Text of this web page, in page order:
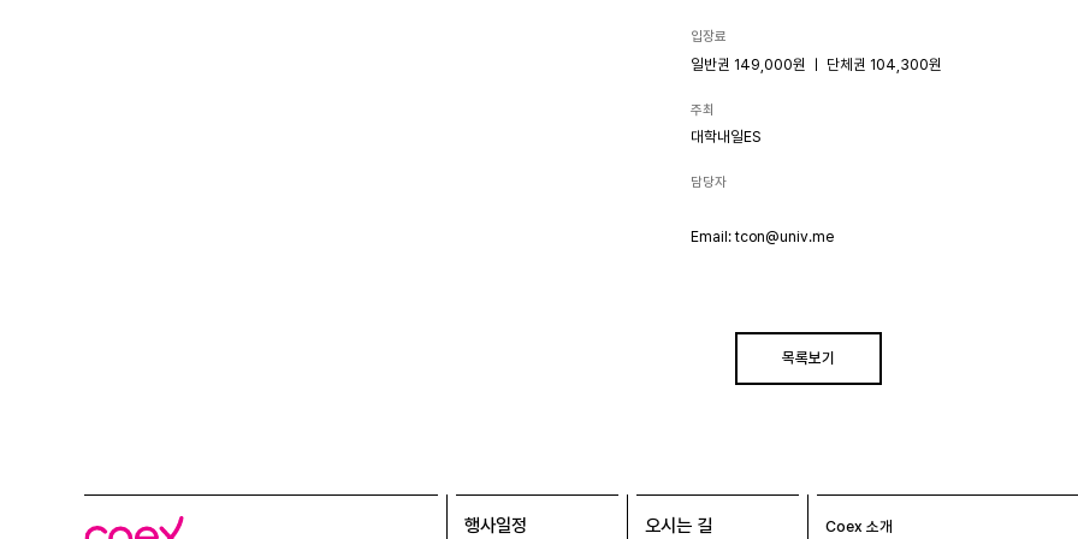
입장료
일반권 149,000원 ㅣ 단체권 104,300원
주최
대학내일ES
담당자
Email: tcon@univ.me
목록보기
코 행사일정 오시는 길 Coex 소개